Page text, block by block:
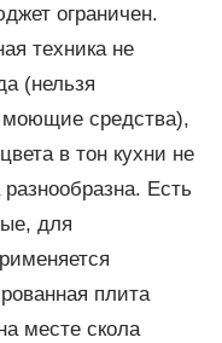
ограничен.
техника не
(нельзя
моющие средства),
в тон кухни не
Есть
для
плита
месте скола